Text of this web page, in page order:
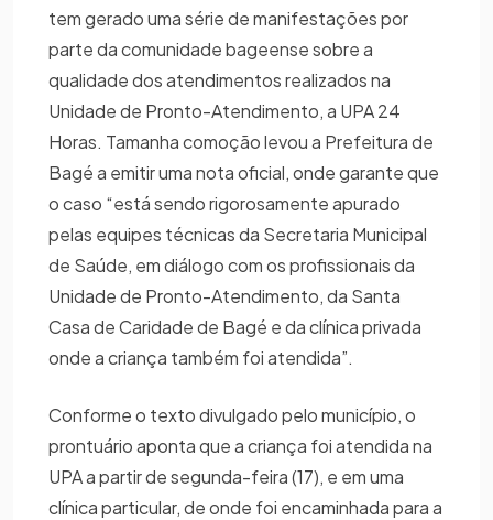
tem gerado uma série de manifestações por
parte da comunidade bageense sobre a
qualidade dos atendimentos realizados na
Unidade de Pronto-Atendimento, a UPA 24
Horas. Tamanha comoção levou a Prefeitura de
Bagé a emitir uma nota oficial, onde garante que
o caso “está sendo rigorosamente apurado
pelas equipes técnicas da Secretaria Municipal
de Saúde, em diálogo com os profissionais da
Unidade de Pronto-Atendimento, da Santa
Casa de Caridade de Bagé e da clínica privada
onde a criança também foi atendida”.
Conforme o texto divulgado pelo município, o
prontuário aponta que a criança foi atendida na
UPA a partir de segunda-feira (17), e em uma
clínica particular, de onde foi encaminhada para a